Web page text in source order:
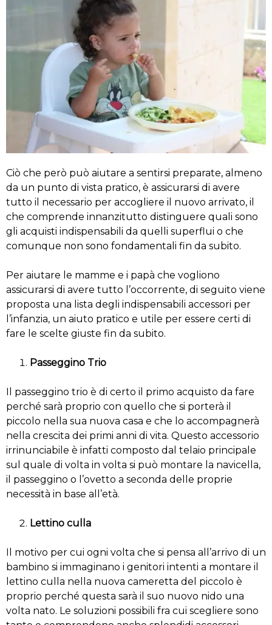
Ciò che però può aiutare a sentirsi preparate, almeno
da un punto di vista pratico, è assicurarsi di avere
tutto il necessario per accogliere il nuovo arrivato, il
che comprende innanzitutto distinguere quali sono
gli acquisti indispensabili da quelli superflui o che
comunque non sono fondamentali fin da subito.
Per aiutare le mamme e i papà che vogliono
assicurarsi di avere tutto l’occorrente, di seguito viene
proposta una lista degli indispensabili accessori per
l’infanzia, un aiuto pratico e utile per essere certi di
fare le scelte giuste fin da subito.
Passeggino Trio
Il passeggino trio è di certo il primo acquisto da fare
perché sarà proprio con quello che si porterà il
piccolo nella sua nuova casa e che lo accompagnerà
nella crescita dei primi anni di vita. Questo accessorio
irrinunciabile è infatti composto dal telaio principale
sul quale di volta in volta si può montare la navicella,
il passeggino o l’ovetto a seconda delle proprie
necessità in base all’età.
Lettino culla
Il motivo per cui ogni volta che si pensa all’arrivo di un
bambino si immaginano i genitori intenti a montare il
lettino culla nella nuova cameretta del piccolo è
proprio perché questa sarà il suo nuovo nido una
volta nato. Le soluzioni possibili fra cui scegliere sono